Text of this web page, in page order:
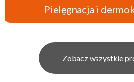
Pielęgnacja i
Zobacz wszystkie